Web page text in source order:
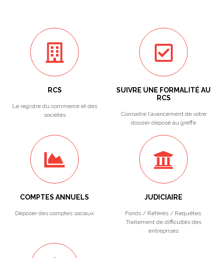
RCS
Le registre du commerce et des
sociétés
SUIVRE UNE FORMALITÉ AU
RCS
Connaitre l'avancement de votre
dossier déposé au greffe
COMPTES ANNUELS
Déposer des comptes sociaux
JUDICIAIRE
Fonds / Référés / Requêtes.
Traitement de difficultés des
entreprises